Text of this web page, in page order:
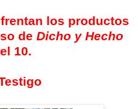
los productos
de Dicho y Hecho
10.